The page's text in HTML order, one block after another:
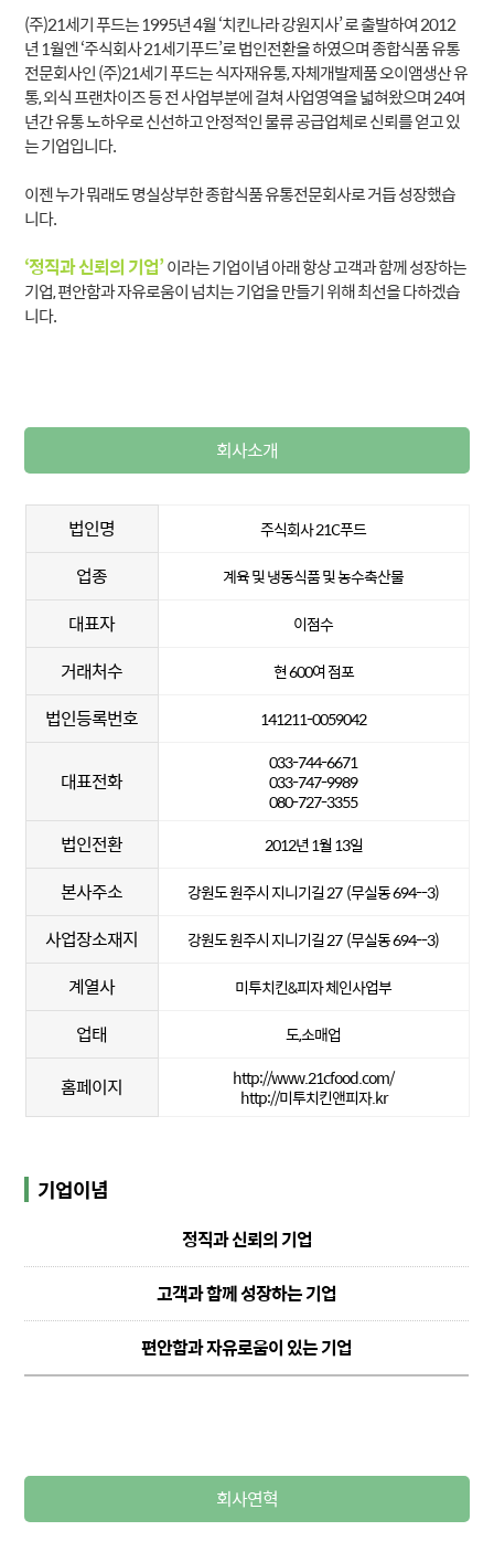
(주)21세기 푸드는 1995년 4월 ‘치킨나라 강원지사’ 로 출발하여 2012
년 1월엔 ‘주식회사 21세기푸드’로 법인전환을 하였으며 종합식품 유통
전문회사인 (주)21세기 푸드는 식자재유통, 자체개발제품 오이앰생산 유
통, 외식 프랜차이즈 등 전 사업부분에 걸쳐 사업영역을 넓혀왔으며 24여
년간 유통 노하우로 신선하고 안정적인 물류 공급업체로 신뢰를 얻고 있
는 기업입니다.
이젠 누가 뭐래도 명실상부한 종합식품 유통전문회사로 거듭 성장했습
니다.
‘정직과 신뢰의 기업’이라는 기업이념 아래 항상 고객과 함께 성장하는
기업, 편안함과 자유로움이 넘치는 기업을 만들기 위해 최선을 다하겠습
니다.
회사소개
법인명 주식회사 21C푸드
업종 계육 및 냉동식품 및 농수축산물
대표자 이점수
거래처수 현 600여 점포
법인등록번호 141211-0059042
대표전화
033-744-6671
033-747-9989
080-727-3355
법인전환 2012년 1월 13일
본사주소 강원도 원주시 지니기길 27 (무실동 694--3)
사업장소재지 강원도 원주시 지니기길 27 (무실동 694--3)
계열사 미투치킨&피자 체인사업부
업태 도,소매업
홈페이지
http://www.21cfood.com/
http://미투치킨앤피자.kr
기업이념
정직과 신뢰의 기업
고객과 함께 성장하는 기업
편안함과 자유로움이 있는 기업
회사연혁